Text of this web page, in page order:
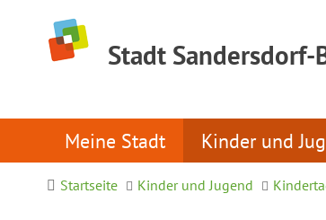
Stadt Sandersdorf-
Meine Stadt Kinder und
Startseite Kinder und Jugend